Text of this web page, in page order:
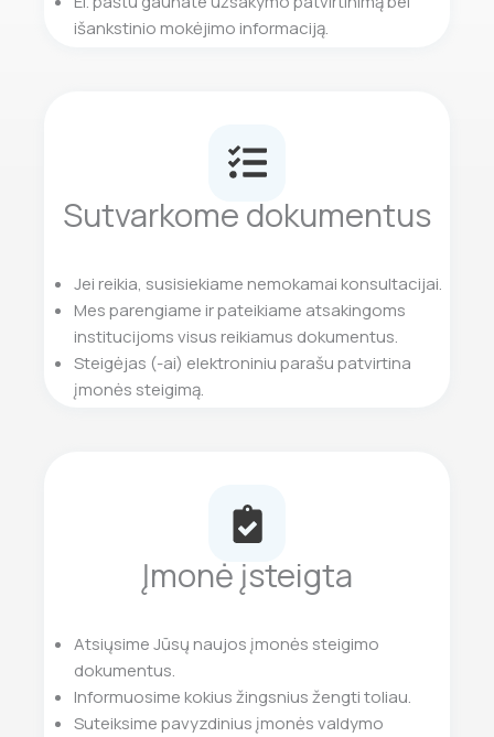
išankstinio mokėjimo informaciją.
Sutvarkome dokumentus
Jei reikia, susisiekiame nemokamai konsultacijai.
Mes parengiame ir pateikiame atsakingoms
institucijoms visus reikiamus dokumentus.
Steigėjas (-ai) elektroniniu parašu patvirtina
įmonės steigimą.
Įmonė įsteigta
Atsiųsime Jūsų naujos įmonės steigimo
dokumentus.
Informuosime kokius žingsnius žengti toliau.
Suteiksime pavyzdinius įmonės valdymo